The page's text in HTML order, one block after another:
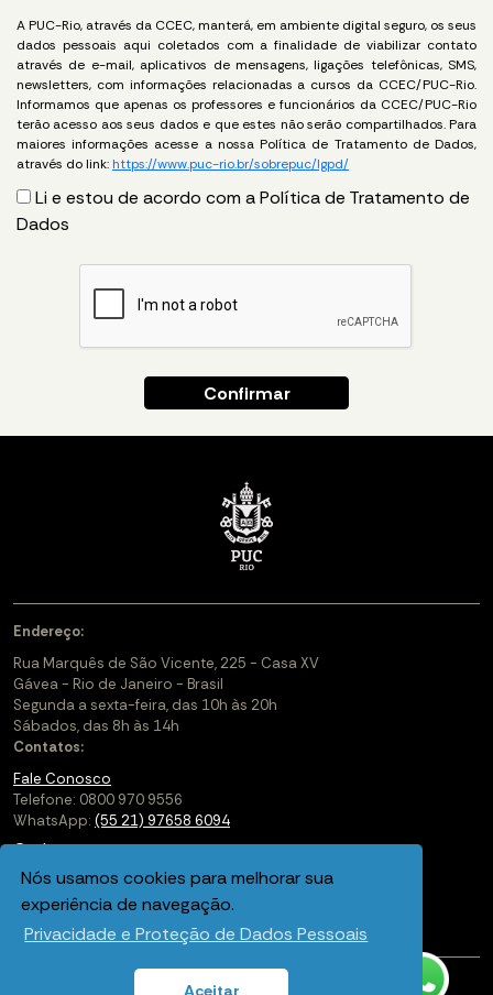
Nós usamos cookies para melhorar sua
experiência de navegação.
Privacidade e Proteção de Dados Pessoais
Aceitar
A PUC-Rio, através da CCEC, manterá, em ambiente digital seguro, os seus
dados pessoais aqui coletados com a finalidade de viabilizar contato
através de e-mail, aplicativos de mensagens, ligações telefônicas, SMS,
newsletters, com informações relacionadas a cursos da CCEC/PUC-Rio.
Informamos que apenas os professores e funcionários da CCEC/PUC-Rio
terão acesso aos seus dados e que estes não serão compartilhados. Para
maiores informações acesse a nossa Política de Tratamento de Dados,
através do link: https://www.puc-rio.br/sobrepuc/lgpd/
Li e estou de acordo com a Política de Tratamento de
Dados
Endereço:
Rua Marquês de São Vicente, 225 - Casa XV
Gávea - Rio de Janeiro - Brasil
Segunda a sexta-feira, das 10h às 20h
Sábados, das 8h às 14h
Contatos:
Fale Conosco
Telefone: 0800 970 9556
WhatsApp: (55 21) 97658 6094
Cadastre-se
Soluções Corporativas
Saiba mais sobre a PUC-Rio Digital